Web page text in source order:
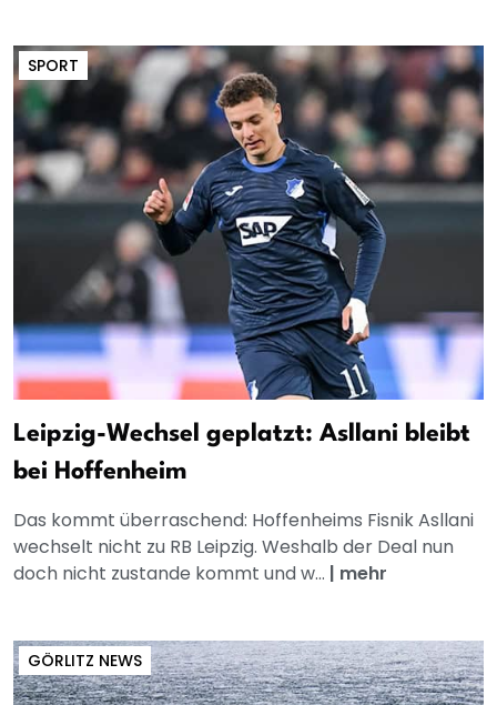
SPORT
Leipzig-Wechsel geplatzt: Asllani bleibt
bei Hoffenheim
Das kommt überraschend: Hoffenheims Fisnik Asllani
wechselt nicht zu RB Leipzig. Weshalb der Deal nun
doch nicht zustande kommt und w... | mehr
GÖRLITZ NEWS